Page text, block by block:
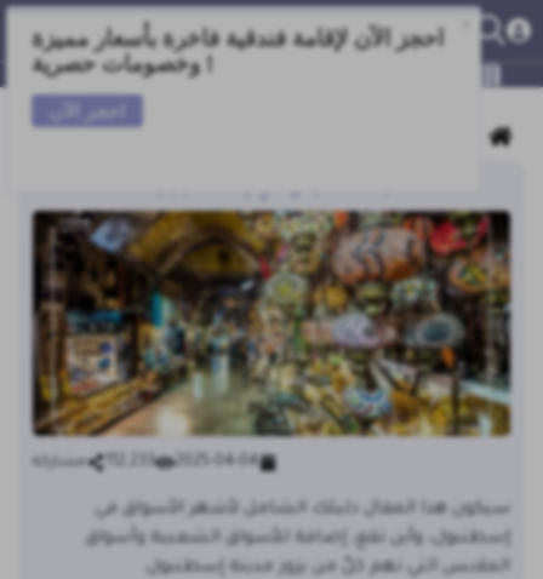
2025-04-04
112,233 مشاركة
سيكون هذا المقال دليلك الشامل لأشهر الأسواق في
إسطنبول، وأين تقع، إضافة للأسواق الشعبية وأسواق
الملابس التي تهم كلَّ من يزور مدينة إسطنبول.